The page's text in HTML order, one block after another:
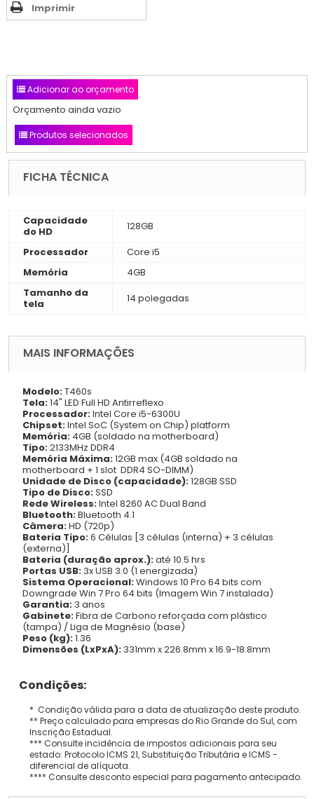
Imprimir
Adicionar ao orçamento
Orçamento ainda vazio
Produtos selecionados
FICHA TÉCNICA
Capacidade
do HD
128GB
Processador
Core i5
Memória
4GB
Tamanho da
tela
14 polegadas
MAIS INFORMAÇÕES
Modelo:T460s
Tela:14" LED Full HD Antirreflexo
Processador:Intel Core i5-6300U
Chipset:Intel SoC (System on Chip) platform
Memória: 4GB (soldado na motherboard)
Tipo:2133MHz DDR4
Memória Máxima:12GB max (4GB soldado na
motherboard + 1 slot DDR4 SO-DIMM)
Unidade de Disco (capacidade):128GB SSD
Tipo de Disco:SSD
Rede Wireless:Intel 8260 AC Dual Band
Bluetooth:Bluetooth 4.1
Câmera:HD (720p)
Bateria Tipo:6 Células [3 células (interna) + 3 células
(externa)]
Bateria (duração aprox.):até 10.5 hrs
Portas USB: 3x USB 3.0 (1 energizada)
Sistema Operacional:Windows 10 Pro 64 bits com
Downgrade Win 7 Pro 64 bits (Imagem Win 7 instalada)
Garantia: 3 anos
Gabinete:Fibra de Carbono reforçada com plástico
(tampa) / Liga de Magnésio (base)
Peso (kg):1.36
Dimensões (LxPxA): 331mm x 226.8mm x 16.9-18.8mm
Condições:
* Condição válida para a data de atualização deste produto.
** Preço calculado para empresas do Rio Grande do Sul, com
Inscrição Estadual.
*** Consulte incidência de impostos adicionais para seu
estado: Protocolo ICMS 21, Substituição Tributária e ICMS -
diferencial de alíquota.
**** Consulte desconto especial para pagamento antecipado.